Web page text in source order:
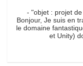
- "objet : projet
Bonjour, Je suis en
le domaine
et Unity)